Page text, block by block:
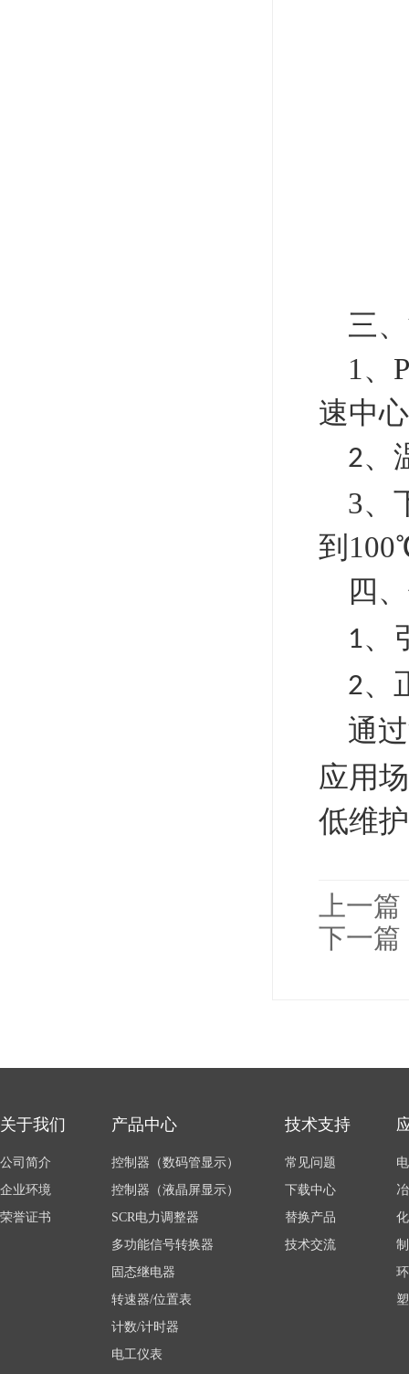
三
1、
速中
2、
3、
到
四
1、
2、
通
应用
低维
上一
下一篇
关于我们
公司简介
企业环境
荣誉证书
产品中心
控制器（数码管显示）
控制器（液晶屏显示）
SCR电力调整器
多功能信号转换器
固态继电器
转速器/位置表
计数/计时器
电工仪表
技术支持
常见问题
下载中心
替换产品
技术交流